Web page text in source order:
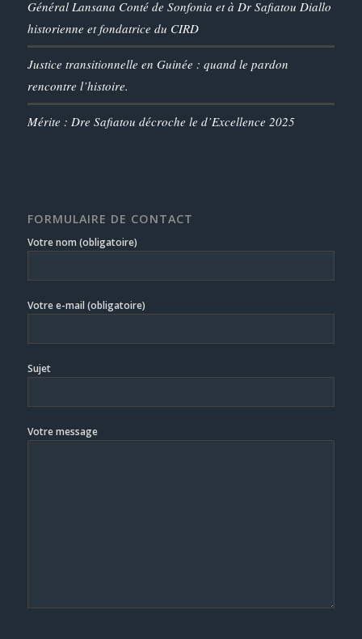
Général Lansana Conté de Sonfonia et à Dr Safiatou Diallo
historienne et fondatrice du CIRD
Justice transitionnelle en Guinée : quand le pardon
rencontre l’histoire.
Mérite : Dre Safiatou décroche le d’Excellence 2025
FORMULAIRE DE CONTACT
Votre nom (obligatoire)
Votre e-mail (obligatoire)
Sujet
Votre message